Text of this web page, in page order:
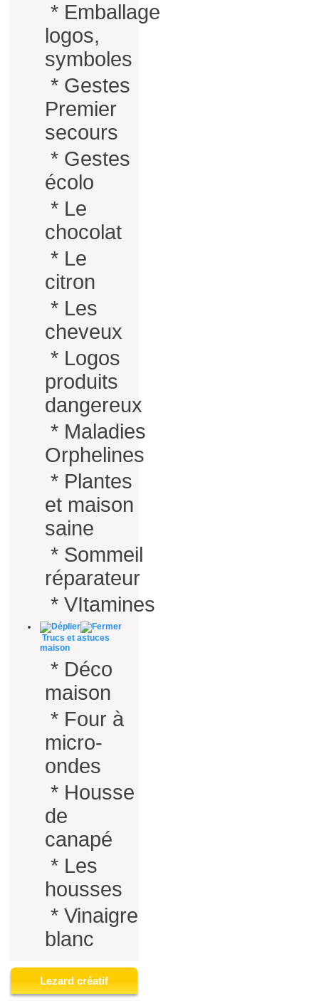
* Emballage
logos,
symboles
* Gestes
Premier
secours
* Gestes
écolo
* Le
chocolat
* Le
citron
* Les
cheveux
* Logos
produits
dangereux
* Maladies
Orphelines
* Plantes
et maison
saine
* Sommeil
réparateur
* VItamines
Trucs et astuces
maison
* Déco
maison
* Four à
micro-
ondes
* Housse
de
canapé
* Les
housses
* Vinaigre
blanc
Lezard créatif